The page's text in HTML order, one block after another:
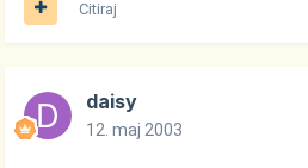
Citiraj
daisy
12. maj 2003